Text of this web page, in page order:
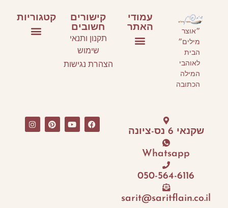
״אוצר
מילים״
הבית
לאוהבי
המילה
הכתובה
עמודי
האתר
קישורים
חשובים
תקנון ותנאי
שימוש
הצהרת נגישות
קטגוריות
שקנאי 6 נס-ציונה
Whatsapp
050-564-6116
sarit@saritflain.co.il